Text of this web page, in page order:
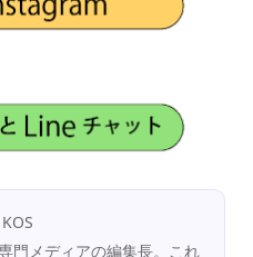
門メディアの編集長。これ